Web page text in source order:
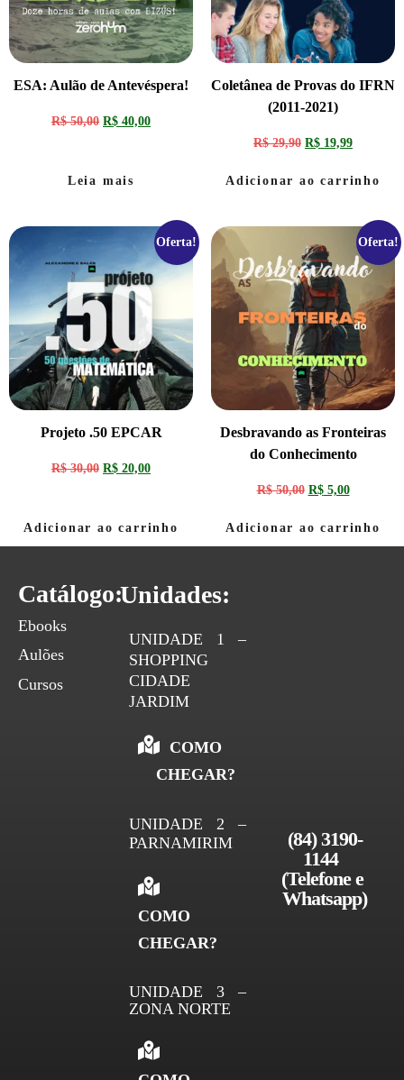
ESA: Aulão de Antevéspera!
R$50,00 R$ 40,00
Leia mais
Coletânea de Provas do IFRN
(2011-2021)
R$29,90 R$ 19,99
Adicionar ao carrinho
Oferta!
Projeto .50 EPCAR
R$30,00 R$ 20,00
Adicionar ao carrinho
Oferta!
Desbravando as Fronteiras
do Conhecimento
R$50,00 R$5,00
Adicionar ao carrinho
Catálogo:
Ebooks
Aulões
Cursos
Unidades:
UNIDADE 1 –
SHOPPING
CIDADE
JARDIM
COMO
CHEGAR?
UNIDADE 2 –
PARNAMIRIM
COMO
CHEGAR?
UNIDADE 3 –
ZONA NORTE
(84) 3190-
1144
(Telefone e
Whatsapp)